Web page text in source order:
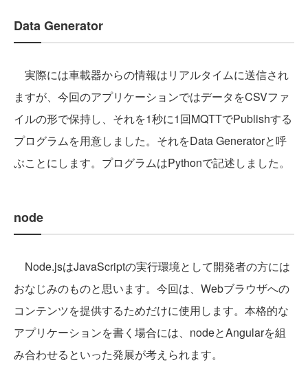
Data Generator
実際には車載器からの情報はリアルタイムに送信され
ますが、今回のアプリケーションではデータをCSVファ
イルの形で保持し、それを1秒に1回MQTTでPublishする
プログラムを用意しました。それをData Generatorと呼
ぶことにします。プログラムはPythonで記述しました。
node
Node.jsはJavaScriptの実行環境として開発者の方には
おなじみのものと思います。今回は、Webブラウザへの
コンテンツを提供するためだけに使用します。本格的な
アプリケーションを書く場合には、nodeとAngularを組
み合わせるといった発展が考えられます。